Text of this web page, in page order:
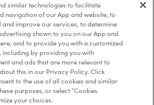
similar technologies to facilitate
navigation of our App and website, to
and improve our services, to determine
shown to you on our App and
and to provide you with a customized
including by providing you with
and ads that are more relevant to
this in our Privacy Policy. Click
to the use of all cookies and similar
purposes, or select “Cookies
your choices.